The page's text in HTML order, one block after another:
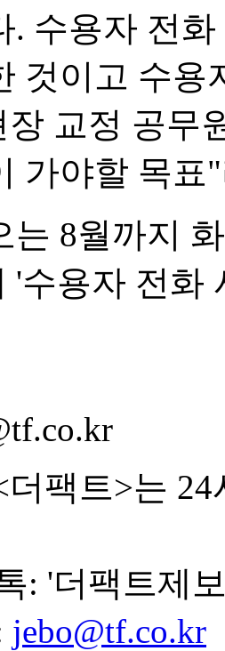
. 수용자 전
것이고 수
교정 공무
가야할 목표
는 8월까지
'수용자 전화
더팩트>는
: '더팩트제
jebo@tf.co.kr